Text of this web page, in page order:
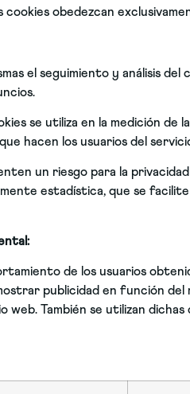
obedezcan
el seguimiento y análisis
se utiliza en la medición
hacen los usuarios del
un riesgo para la
estadística, que se facilite
de los usuarios
publicidad en función del
También se utilizan